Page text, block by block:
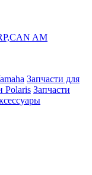
AM
Запчасти для
Polaris Запчасти